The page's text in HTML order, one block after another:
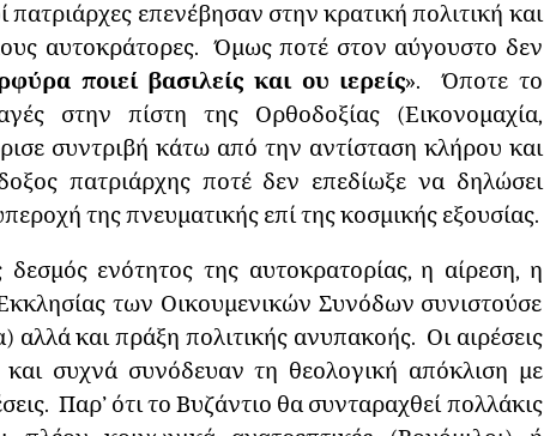
επενέβησαν στην κρατική πολιτική και
αυτοκράτορες. Όμως ποτέ στον αύγουστο δεν
ποιεί βασιλείς και ου ιερείς». Όποτε το
στην πίστη της Ορθοδοξίας (Εικονομαχία,
συντριβή κάτω από την αντίσταση κλήρου και
πατριάρχης ποτέ δεν επεδίωξε να δηλώσει
της πνευματικής επί της κοσμικής εξουσίας.
ενότητος της αυτοκρατορίας, η αίρεση, η
των Οικουμενικών Συνόδων συνιστούσε
και πράξη πολιτικής ανυπακοής. Οι αιρέσεις
συχνά συνόδευαν τη θεολογική απόκλιση με
Παρ’ ότι το Βυζάντιο θα συνταραχθεί πολλάκις